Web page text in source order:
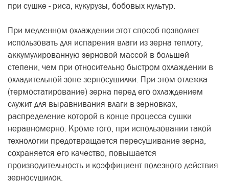
при сушке - риса, кукурузы, бобовых культур.
При медленном охлаждении этот способ позволяет
использовать для испарения влаги из зерна теплоту,
аккумулированную зерновой массой в большей
степени, чем при относительно быстром охлаждении в
охладительной зоне зерносушилки. При этом отлежка
(термостатирование) зерна перед его охлаждением
служит для выравнивания влаги в зерновках,
распределение которой в конце процесса сушки
неравномерно. Кроме того, при использовании такой
технологии предотвращается пересушивание зерна,
сохраняется его качество, повышается
производительность и коэффициент полезного действия
зерносушилок.